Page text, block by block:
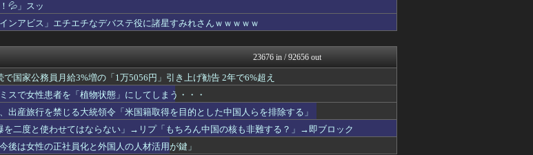
チムチボディがHすぎる
まとめ芸能＠美女画像まとめ...
が巨乳ｗｗｗwｗｗｗｗｗｗｗｗ
なんJミュージアム
コインロッカーが散見、「ラッキー」と思って...
U-1 NEWS.
くから続く家業で後継は欲しいという家族
おうち速報
』でクソジジいになってしまう
ぶる速-VIP
が寄り付かない理由ってこれが...
トレンドの通り道
と可愛さにビビるんだよね
ウマ娘まとめ超速報！
嫁が職人のような姿で現れた。台所の点検口を...
修羅場ライフ速報
これ
V系まとめ速報
誰も私と結婚してくれない！！」⇒ (※画像...
不思議.net - 5ch...
ちと最上位返り咲きを繰り返すお兄ちゃん・...
💦」スッ
ンアビス」エチエチなデバステ役に諸星すみれさんｗｗｗｗｗ
23676 in / 92656 out
で国家公務員月給3%増の「1万5056円」引き上げ勧告 2年で6%超え
スで女性患者を「植物状態」にしてしまう・・・
出産旅行を禁じる大統領令「米国籍取得を目的とした中国人らを排除する」
を二度と使わせてはならない」→リプ「もちろん中国の核も非難する？」→即ブロック
後は女性の正社員化と外国人の人材活用が鍵」